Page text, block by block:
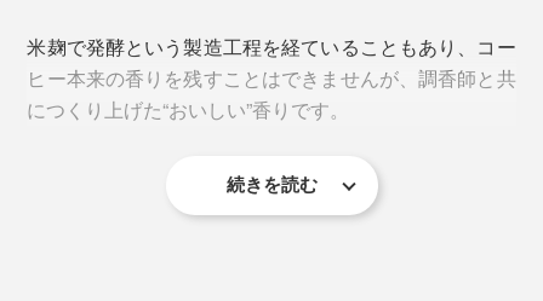
米麹で発酵という製造工程を経ていることもあり、コー
ヒー本来の香りを残すことはできませんが、調香師と共
につくり上げた“おいしい”香りです。
続きを読む